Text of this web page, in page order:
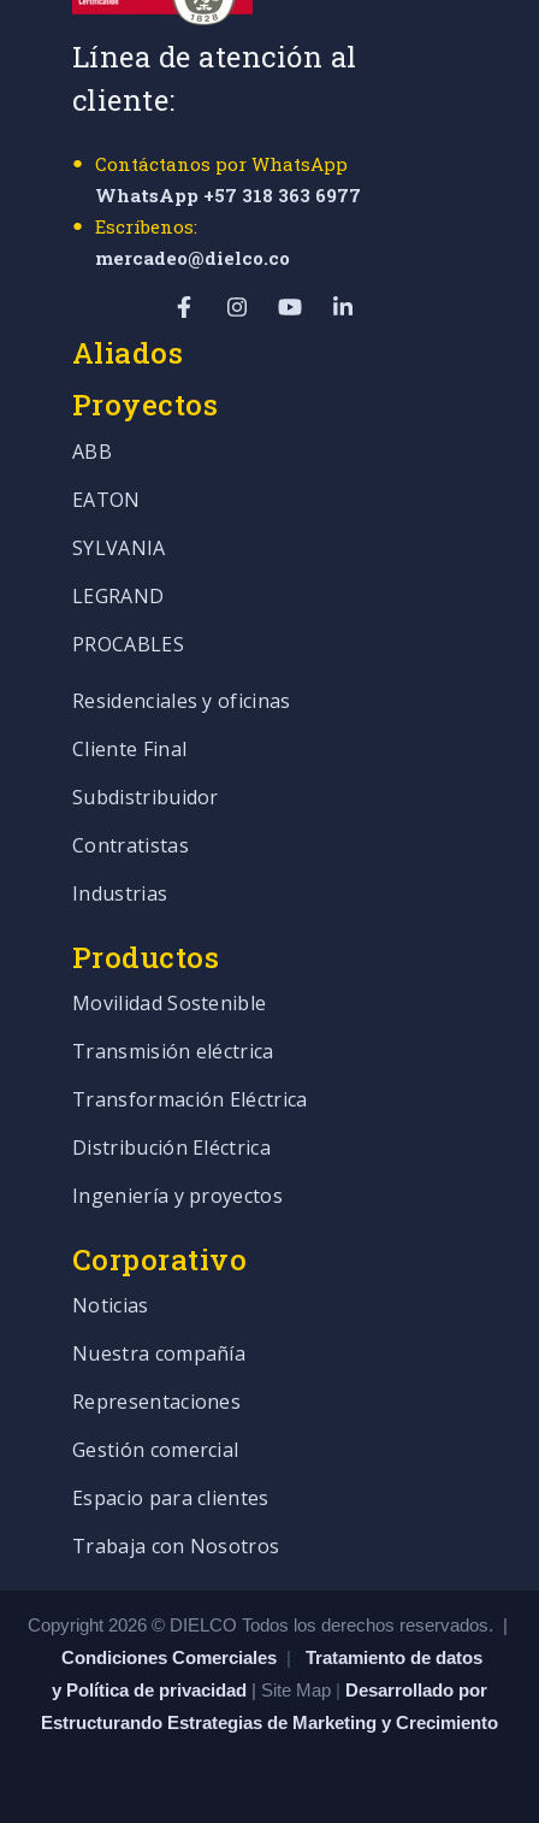
Línea de atención al
cliente:
Contáctanos por WhatsApp
WhatsApp +57 318 363 6977
Escríbenos:
mercadeo@dielco.co
Aliados
Proyectos
ABB
EATON
SYLVANIA
LEGRAND
PROCABLES
Residenciales y oficinas
Cliente Final
Subdistribuidor
Contratistas
Industrias
Productos
Movilidad Sostenible
Transmisión eléctrica
Transformación Eléctrica
Distribución Eléctrica
Ingeniería y proyectos
Corporativo
Noticias
Nuestra compañía
Representaciones
Gestión comercial
Espacio para clientes
Trabaja con Nosotros
Copyright 2026 © DIELCO Todos los derechos reservados. |
Condiciones Comerciales
Tratamiento de datos
y Política de privacidad
| Site Map
Desarrollado por
Estructurando Estrategias de Marketing y Crecimiento